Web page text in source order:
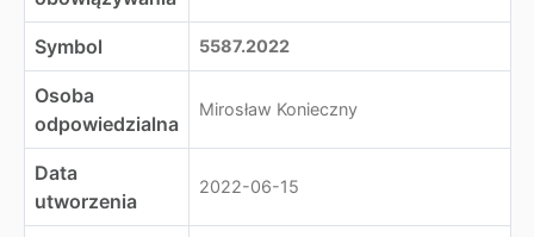
Symbol 5587.2022
Osoba
odpowiedzialna
Mirosław Konieczny
Data
utworzenia
2022-06-15